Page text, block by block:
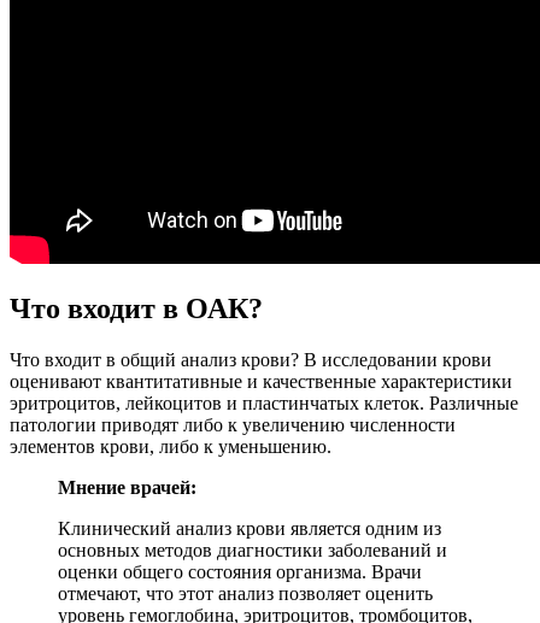
Что входит в ОАК?
Что входит в общий анализ крови? В исследовании крови
оценивают квантитативные и качественные характеристики
эритроцитов, лейкоцитов и пластинчатых клеток. Различные
патологии приводят либо к увеличению численности
элементов крови, либо к уменьшению.
Мнение врачей:
Клинический анализ крови является одним из
основных методов диагностики заболеваний и
оценки общего состояния организма. Врачи
отмечают, что этот анализ позволяет оценить
уровень гемоглобина, эритроцитов, тромбоцитов,